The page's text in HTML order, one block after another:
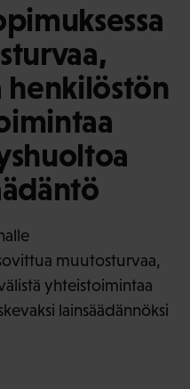
henkilöstön
muutosturvaa,
yhteistoimintaa
lainsäädännöksi